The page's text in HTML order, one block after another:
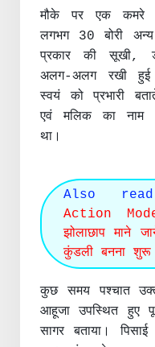
मौके पर एक कमरे
लगभग 30 बोरी
प्रकार की सूखी,
अलग-अलग रखी हुई
स्वयं को प्रभारी
एवं मलिक का नाम
था।
Also
Action
झोलाछाप माने
कुंडली बनना शुरू
कुछ समय पश्चात
आहूजा उपस्थित हुए
सागर बताया।